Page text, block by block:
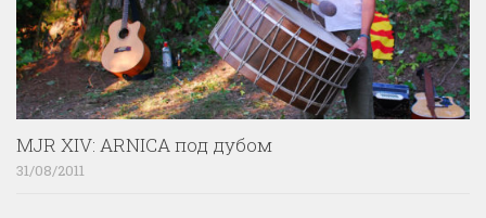
MJR XIV: ARNICA под дубом
31/08/2011